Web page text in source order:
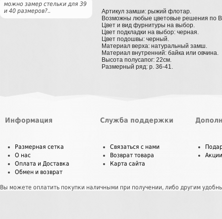
можно замер стельки для 39
и 40 размеров?..
Артикул замши: рыжий флотар.
Возможны любые цветовые решения по
Цвет и вид фурнитуры на выбор.
Цвет подкладки на выбор: черная.
Цвет подошвы: черный.
Материал верха: натуральный замш.
Материал внутренний: байка или овчина.
Высота полусапог: 22см.
Размерный ряд: р. 36-41.
Информация
Размерная сетка
О нас
Оплата и Доставка
Обмен и возврат
Служба поддержки
Связаться с нами
Возврат товара
Карта сайта
Акции
Вы можете оплатить покупки наличными при получении, либо другим